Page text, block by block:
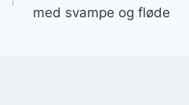
med svampe og fløde